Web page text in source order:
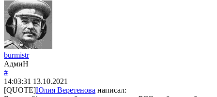
burmistr
АдмиН
#
14:03:31 13.10.2021
[QUOTE]Юлия Веретенова написал: